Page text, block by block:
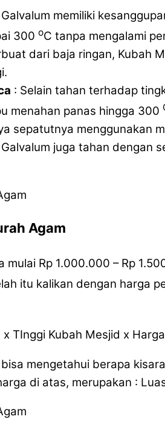
memiliki
300 oC tanpa mengalami
dari baja ringan, Kubah
: Selain tahan terhadap
menahan panas hingga 300
sepatutnya menggunakan
juga tahan dengan
Agam
Rp 1.000.000 – Rp
itu kalikan dengan harga
TInggi Kubah Mesjid x
mengetahui berapa
di atas, merupakan :